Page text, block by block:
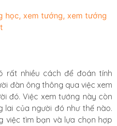
học, xem tướng, xem tướng
rất nhiều cách để đoán tính
đàn ông thông qua việc xem
đó. Việc xem tướng này còn
của người đó như thế nào.
việc tìm bạn và lựa chọn hợp